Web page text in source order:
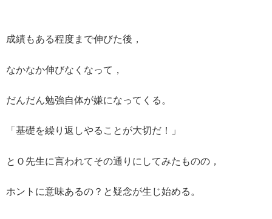
成績もある程度まで伸びた後，
なかなか伸びなくなって，
だんだん勉強自体が嫌になってくる。
「基礎を繰り返しやることが大切だ！」
とＯ先生に言われてその通りにしてみたものの，
ホントに意味あるの？と疑念が生じ始める。